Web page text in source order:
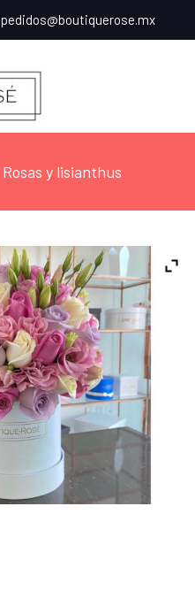
pedidos@boutiquerose.mx
Rosas y lisianthus